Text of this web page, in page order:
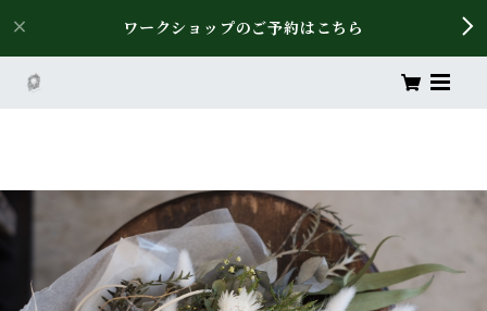
ワークショップのご予約はこちら